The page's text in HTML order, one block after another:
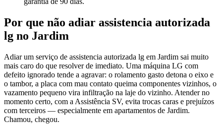
Por que não adiar assistencia autorizada
lg no Jardim
Adiar um serviço de assistencia autorizada lg em Jardim sai muito
mais caro do que resolver de imediato. Uma máquina LG com
defeito ignorado tende a agravar: o rolamento gasto detona o eixo e
o tambor, a placa com mau contato queima componentes vizinhos, o
vazamento pequeno vira infiltração na laje do vizinho. Atender no
momento certo, com a Assistência SV, evita trocas caras e prejuízos
com terceiros — especialmente em apartamentos de Jardim.
Chamou, chegou.